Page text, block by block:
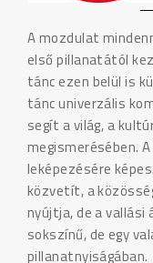
A mozdulat
első pillanatától
tánc ezen belül is
tánc univerzális
segít a világ, a
megismerésében.
leképezésére
közvetít, a
nyújtja, de a
sokszínű, de egy
pillanatnyiságában.